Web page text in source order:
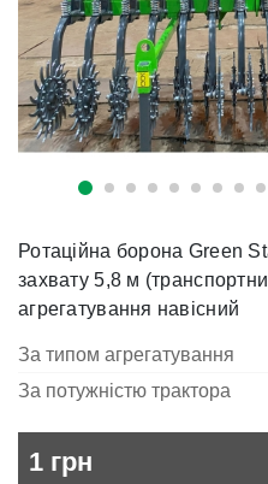
Ротаційна борона Green
захвату 5,8 м
агрегатування навісний
За типом агрегатування
За потужністю трактора
1 грн